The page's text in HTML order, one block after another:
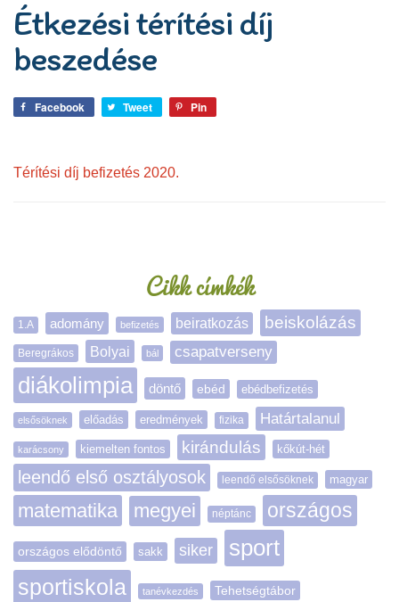
Étkezési térítési díj
beszedése
Facebook Tweet Pin
Térítési díj befizetés 2020.
Cikk címkék
1.A adomány befizetés beiratkozás beiskolázás
Beregrákos Bolyai bál csapatverseny
diákolimpia döntő ebéd ebédbefizetés
elsősöknek előadás eredmények fizika Határtalanul
karácsony kiemelten fontos kirándulás kőkút-hét
leendő első osztályosok leendő elsősöknek magyar
matematika megyei néptánc országos
országos elődöntő sakk siker sport
sportiskola tanévkezdés Tehetségtábor